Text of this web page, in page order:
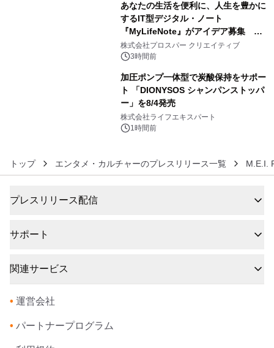
あなたの生活を便利に、人生を豊かに
するIT型デジタル・ノート
『MyLifeNote』がアイデア募集 優
秀賞100名に1年間無償試用
株式会社プロスパー クリエイティブ
3時間前
加圧ポンプ一体型で炭酸保持をサポー
ト 「DIONYSOS シャンパンストッパ
ー」を8/4発売
株式会社ライフエキスパート
1時間前
トップ エンタメ・カルチャーのプレスリリース一覧 M.E.I.
プレスリリース配信
サポート
関連サービス
• 運営会社
• パートナープログラム